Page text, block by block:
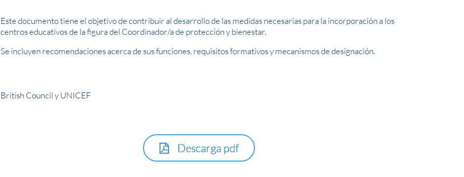
Este documento tiene el objetivo de contribuir al desarrollo de las medidas necesarias para la incorporación a los
centros educativos de la figura del Coordinador/a de protección y bienestar.
Se incluyen recomendaciones acerca de sus funciones, requisitos formativos y mecanismos de designación.
British Council y UNICEF
Descarga pdf